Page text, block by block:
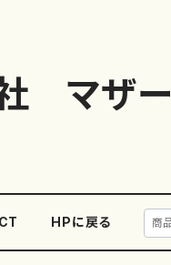
マザ
HPに戻る